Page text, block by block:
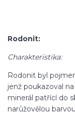
Rodonit:
Charakteristika:
Rodonit byl
jenž poukazoval
minerál patřící do
narůžovělou